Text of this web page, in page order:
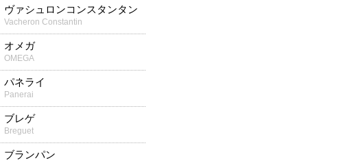
ヴァシュロンコンスタンタン
Vacheron Constantin
オメガ
OMEGA
パネライ
Panerai
ブレゲ
Breguet
ブランパン